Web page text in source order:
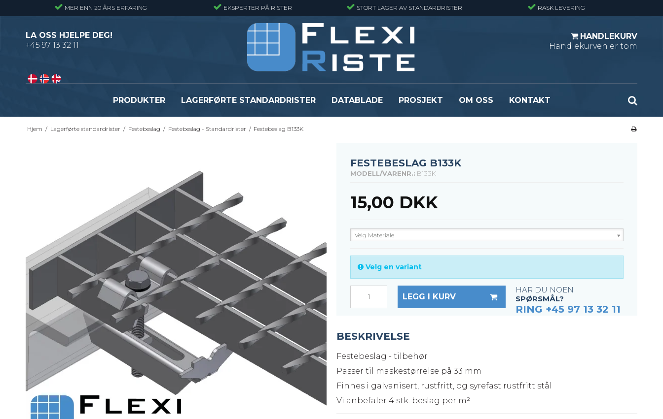
MER ENN 20 ÅRS ERFARING EKSPERTER PÅ RISTER STORT LAGER AV STANDARDRISTER RASK LEVERING
LA OSS HJELPE DEG!
+45 97 13 32 11
HANDLEKURV
Handlekurven er tom
PRODUKTER
Pressveiset gitterrister – Alminnelig
Gitterrister trinn – S235JR
Byggeplasstrinn
Gitterrister matter
GRP gitterrister - Stormasket
Festebeslag - Standardrister
Fastgørelse - Trinn
Beslag - Fibergitter
Festebeslag - Opptrekksrister
Se alle
Flexi Level
Justerbare ben
BROXOCLIP
LAGERFØRTE STANDARDRISTER DATABLADE PROSJEKT OM OSS KONTAKT
Hjem / Lagerførte standardrister / Festebeslag / Festebeslag - Standardrister / Festebeslag B133K
FESTEBESLAG B133K
MODELL/VARENR.: B133K
15,00 DKK
Velg Materiale
Velg en variant
LEGG I KURV
HAR DU NOEN
SPØRSMÅL?
RING +45 97 13 32 11
BESKRIVELSE
Festebeslag - tilbehør
Passer til maskestørrelse på 33 mm
Finnes i galvanisert, rustfritt, og syrefast rustfritt stål
Vi anbefaler 4 stk. beslag per m²